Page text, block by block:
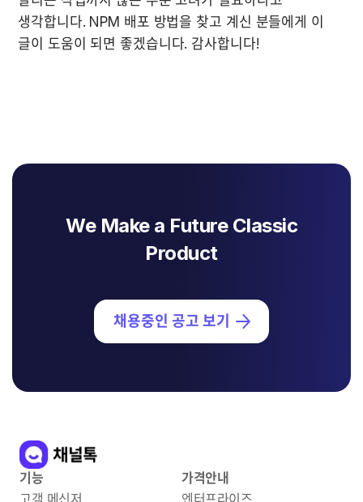
생각합니다. NPM 배포 방법을 찾고 계신 분들에게 이
글이 도움이 되면 좋겠습니다. 감사합니다!
We Make a Future Classic
Product
채용중인 공고 보기
기능
가격안내